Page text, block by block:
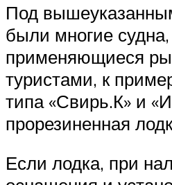
Под
были многие
применяющиеся
туристами, к
типа «Свирь.К» и
прорезиненная
Если лодка, при